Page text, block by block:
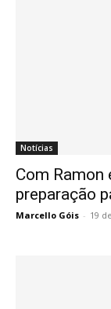
Notícias
Com
preparação
Marcello Góis - 19